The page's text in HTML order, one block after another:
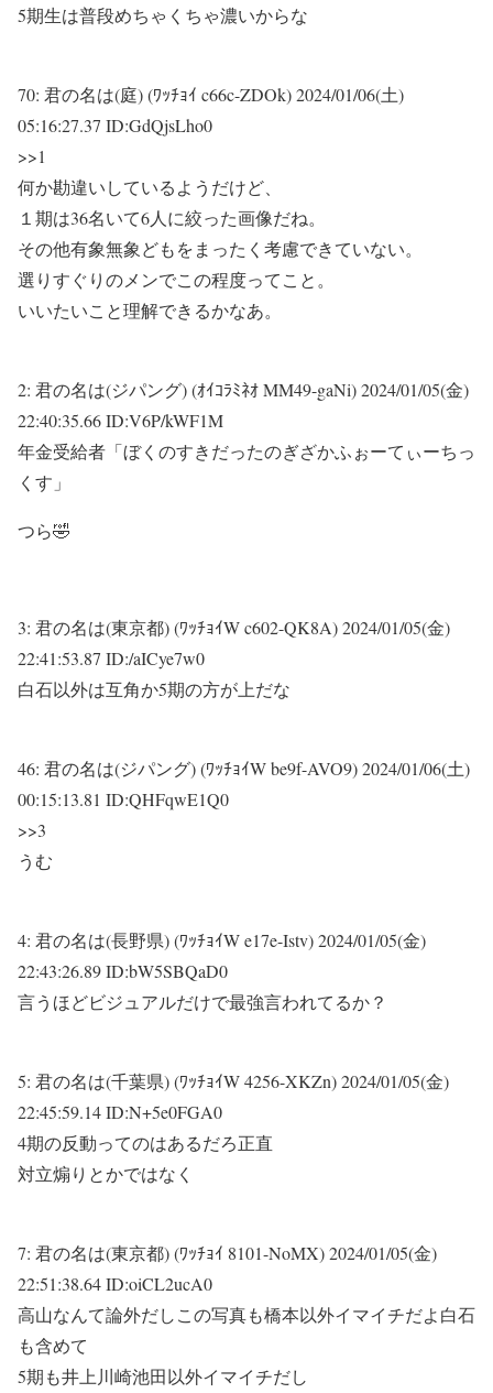
5期生は普段めちゃくちゃ濃いからな
70: 君の名は(庭) (ﾜｯﾁｮｲ c66c-ZDOk)2024/01/06(土)
05:16:27.37 ID:GdQjsLho0
>>1
何か勘違いしているようだけど、
１期は36名いて6人に絞った画像だね。
その他有象無象どもをまったく考慮できていない。
選りすぐりのメンでこの程度ってこと。
いいたいこと理解できるかなあ。
2: 君の名は(ジパング) (ｵｲｺﾗﾐﾈｵ MM49-gaNi)2024/01/05(金)
22:40:35.66 ID:V6P/kWF1M
年金受給者「ぼくのすきだったのぎざかふぉーてぃーちっ
くす」
つら🤣
3: 君の名は(東京都) (ﾜｯﾁｮｲW c602-QK8A)2024/01/05(金)
22:41:53.87 ID:/aICye7w0
白石以外は互角か5期の方が上だな
46: 君の名は(ジパング) (ﾜｯﾁｮｲW be9f-AVO9)2024/01/06(土)
00:15:13.81 ID:QHFqwE1Q0
>>3
うむ
4: 君の名は(長野県) (ﾜｯﾁｮｲW e17e-Istv)2024/01/05(金)
22:43:26.89 ID:bW5SBQaD0
言うほどビジュアルだけで最強言われてるか？
5: 君の名は(千葉県) (ﾜｯﾁｮｲW 4256-XKZn)2024/01/05(金)
22:45:59.14 ID:N+5e0FGA0
4期の反動ってのはあるだろ正直
対立煽りとかではなく
7: 君の名は(東京都) (ﾜｯﾁｮｲ 8101-NoMX)2024/01/05(金)
22:51:38.64 ID:oiCL2ucA0
高山なんて論外だしこの写真も橋本以外イマイチだよ白石
も含めて
5期も井上川崎池田以外イマイチだし